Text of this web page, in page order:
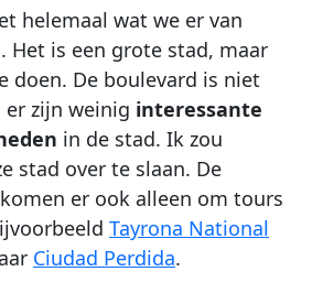
helemaal wat we er van
Het is een grote stad, maar
doen. De boulevard is niet
er zijn weinig interessante
in de stad. Ik zou
stad over te slaan. De
er ook alleen om tours
Tayrona National
Ciudad Perdida.